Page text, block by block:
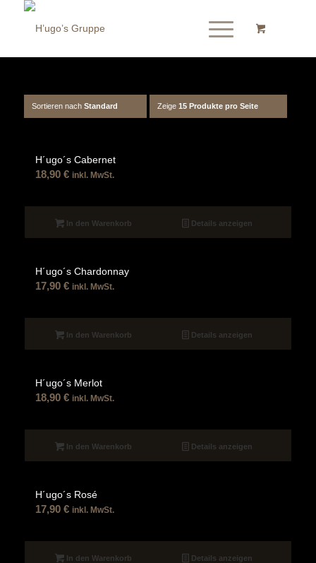
Sortieren nach Standard Zeige 15 Produkte pro Seite
H´ugo´s Cabernet
18,90 € inkl. MwSt.
In den Warenkorb Details anzeigen
H´ugo´s Chardonnay
17,90 € inkl. MwSt.
In den Warenkorb Details anzeigen
H´ugo´s Merlot
18,90 € inkl. MwSt.
In den Warenkorb Details anzeigen
H´ugo´s Rosé
17,90 € inkl. MwSt.
In den Warenkorb Details anzeigen